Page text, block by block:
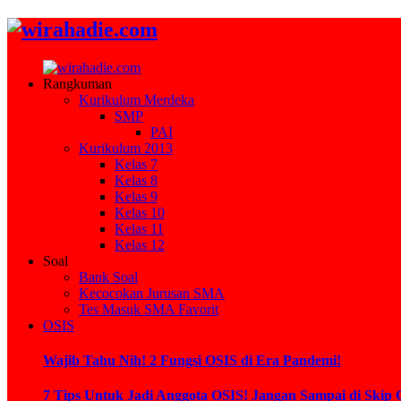
Rangkuman
Kurikulum Merdeka
SMP
PAI
Kurikulum 2013
Kelas 7
Kelas 8
Kelas 9
Kelas 10
Kelas 11
Kelas 12
Soal
Bank Soal
Kecocokan Jurusan SMA
Tes Masuk SMA Favorit
OSIS
Wajib Tahu Nih! 2 Fungsi OSIS di Era Pandemi!
7 Tips Untuk Jadi Anggota OSIS! Jangan Sampai di Skip